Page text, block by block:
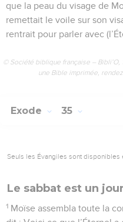
que la peau du visage de
remettait le voile sur son
rentrait pour parler avec
© Société biblique française –
une Bible imprimée,
Exode 35
Seuls les Évangiles sont disponibles
Le sabbat est un
1 Moïse assembla toute la